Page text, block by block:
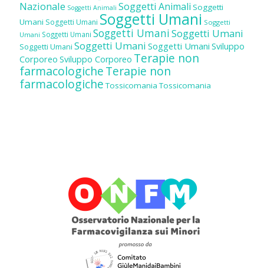
Nazionale Soggetti Animali Soggetti Animali Soggetti
Umani Soggetti Umani Soggetti Umani Soggetti
Umani Soggetti Umani Soggetti UmaniSoggetti Umani
Soggetti Umani Soggetti Umani Soggetti Umani Sviluppo
Corporeo Sviluppo Corporeo Terapie non
farmacologicheTerapie non
farmacologiche Tossicomania Tossicomania